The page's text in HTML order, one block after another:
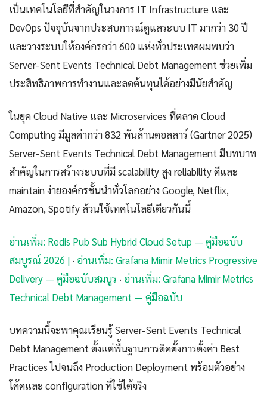
เป็นเทคโนโลยีที่สำคัญในวงการ IT Infrastructure และ
DevOps ปัจจุบันจากประสบการณ์ดูแลระบบ IT มากว่า 30 ปี
และวางระบบให้องค์กรกว่า 600 แห่งทั่วประเทศผมพบว่า
Server-Sent Events Technical Debt Management ช่วยเพิ่ม
ประสิทธิภาพการทำงานและลดต้นทุนได้อย่างมีนัยสำคัญ
ในยุค Cloud Native และ Microservices ที่ตลาด Cloud
Computing มีมูลค่ากว่า 832 พันล้านดอลลาร์ (Gartner 2025)
Server-Sent Events Technical Debt Management มีบทบาท
สำคัญในการสร้างระบบที่มี scalability สูง reliability ดีและ
maintain ง่ายองค์กรชั้นนำทั่วโลกอย่าง Google, Netflix,
Amazon, Spotify ล้วนใช้เทคโนโลยีเดียวกันนี้
อ่านเพิ่ม: Redis Pub Sub Hybrid Cloud Setup — คู่มือฉบับ
สมบูรณ์ 2026 | · อ่านเพิ่ม: Grafana Mimir Metrics Progressive
Delivery — คู่มือฉบับสมบูร · อ่านเพิ่ม: Grafana Mimir Metrics
Technical Debt Management — คู่มือฉบับ
บทความนี้จะพาคุณเรียนรู้ Server-Sent Events Technical
Debt Management ตั้งแต่พื้นฐานการติดตั้งการตั้งค่า Best
Practices ไปจนถึง Production Deployment พร้อมตัวอย่าง
โค้ดและ configuration ที่ใช้ได้จริง